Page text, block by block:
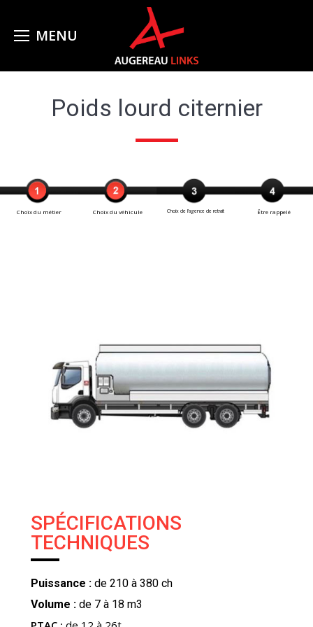
Poids lourd citernier
Choix du métier Choix du véhicule Choix de l’agence de retrait Être rappelé
SPÉCIFICATIONS
TECHNIQUES
Puissance : de 210 à 380 ch
Volume : de 7 à 18 m3